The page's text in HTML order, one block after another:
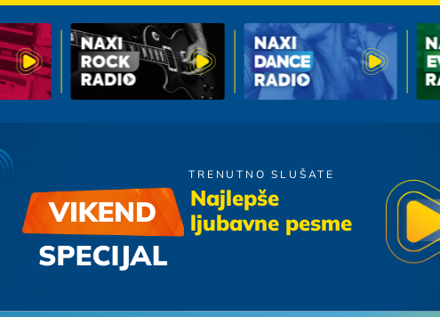
TRENUTNO SLUŠATE
Najlepše
ljubavne pesme
Laki Pingvini